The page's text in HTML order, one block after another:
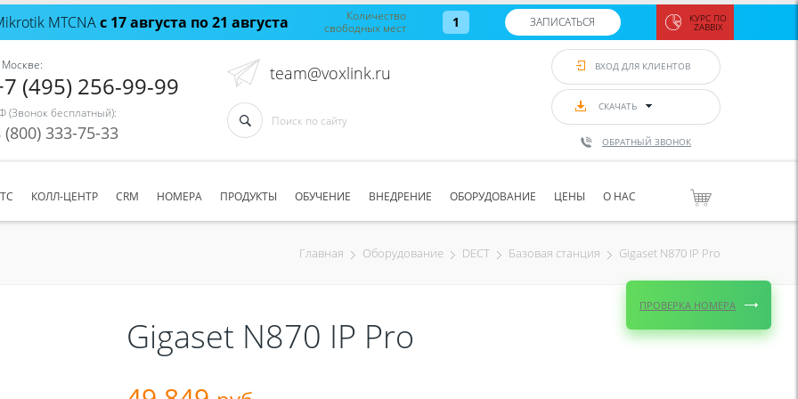
MTCNAс 17 августа по 21 августа
Количество
свободных мест
1 ЗАПИСАТЬСЯ КУРС ПО
ZABBIX
ВХОД ДЛЯ КЛИЕНТОВ
СКАЧАТЬ
ОБРАТНЫЙ ЗВОНОК
(495) 256-99-99
(Звонок бесплатный):
(800) 333-75-33
team@voxlink.ru
КОЛЛ-ЦЕНТР CRM НОМЕРА ПРОДУКТЫ ОБУЧЕНИЕ ВНЕДРЕНИЕ ОБОРУДОВАНИЕ ЦЕНЫ О НАС
Главная Оборудование DECT Базовая станция Gigaset N870 IP Pro
Gigaset N870 IP Pro
ПРОВЕРКА НОМЕРА